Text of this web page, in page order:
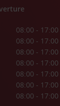
08:00 - 17:00
08:00 - 17:00
08:00 - 17:00
08:00 - 17:00
08:00 - 17:00
08:00 - 17:00
08:00 - 17:00